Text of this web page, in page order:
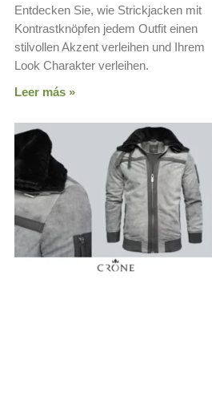
Entdecken Sie, wie Strickjacken mit
Kontrastknöpfen jedem Outfit einen
stilvollen Akzent verleihen und Ihrem
Look Charakter verleihen.
Leer más »